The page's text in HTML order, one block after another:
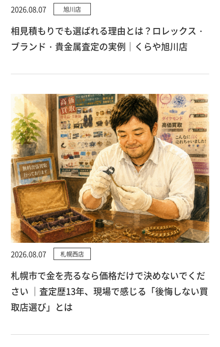
2026.08.07 旭川店
相見積もりでも選ばれる理由とは？ロレックス・
ブランド・貴金属査定の実例｜くらや旭川店
2026.08.07 札幌西店
札幌市で金を売るなら価格だけで決めないでくだ
さい ｜査定歴13年、現場で感じる「後悔しない買
取店選び」とは